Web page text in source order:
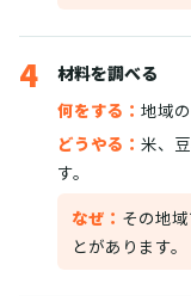
4
材料を調べる
何をする： 地域
どうやる： 米、
す。
なぜ： その地
とがあります。